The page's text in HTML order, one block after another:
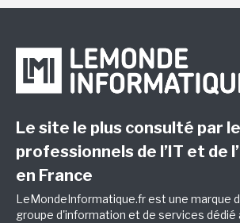
Le site le plus consulté par
professionnels de l’IT et de
en France
LeMondeInformatique.fr est une marque
groupe d'information et de services dédié